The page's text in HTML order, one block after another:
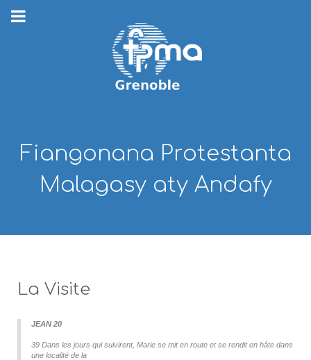
Fiangonana Protestanta
Malagasy aty Andafy
La Visite
JEAN 20
39 Dans les jours qui suivirent, Marie se mit en route et se rendit en hâte dans
une localité de la